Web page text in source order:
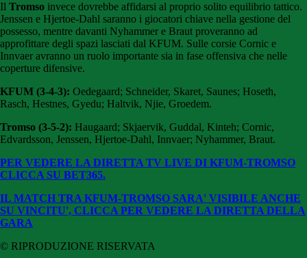
Il Tromso invece dovrebbe affidarsi al proprio solito equilibrio tattico.
Jenssen e Hjertoe-Dahl saranno i giocatori chiave nella gestione del
possesso, mentre davanti Nyhammer e Braut proveranno ad
approfittare degli spazi lasciati dal KFUM. Sulle corsie Cornic e
Innvaer avranno un ruolo importante sia in fase offensiva che nelle
coperture difensive.
KFUM (3-4-3): Oedegaard; Schneider, Skaret, Saunes; Hoseth,
Rasch, Hestnes, Gyedu; Haltvik, Njie, Groedem.
Tromso (3-5-2): Haugaard; Skjaervik, Guddal, Kinteh; Cornic,
Edvardsson, Jenssen, Hjertoe-Dahl, Innvaer; Nyhammer, Braut.
PER VEDERE LA DIRETTA TV LIVE DI KFUM-TROMSO
CLICCA SU BET365.
IL MATCH TRA KFUM-TROMSO SARA' VISIBILE ANCHE
SU VINCITU', CLICCA PER VEDERE LA DIRETTA DELLA
GARA
© RIPRODUZIONE RISERVATA